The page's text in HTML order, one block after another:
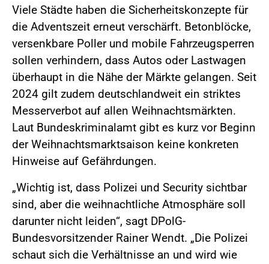
Viele Städte haben die Sicherheitskonzepte für
die Adventszeit erneut verschärft. Betonblöcke,
versenkbare Poller und mobile Fahrzeugsperren
sollen verhindern, dass Autos oder Lastwagen
überhaupt in die Nähe der Märkte gelangen. Seit
2024 gilt zudem deutschlandweit ein striktes
Messerverbot auf allen Weihnachtsmärkten.
Laut Bundeskriminalamt gibt es kurz vor Beginn
der Weihnachtsmarktsaison keine konkreten
Hinweise auf Gefährdungen.
„Wichtig ist, dass Polizei und Security sichtbar
sind, aber die weihnachtliche Atmosphäre soll
darunter nicht leiden“, sagt DPolG-
Bundesvorsitzender Rainer Wendt. „Die Polizei
schaut sich die Verhältnisse an und wird wie